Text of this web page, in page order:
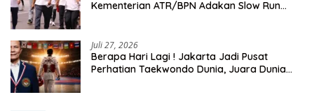
Kementerian ATR/BPN Adakan Slow Run
Juli 27, 2026
Berapa Hari Lagi ! Jakarta Jadi Pusat
Perhatian Taekwondo Dunia, Juara Dunia